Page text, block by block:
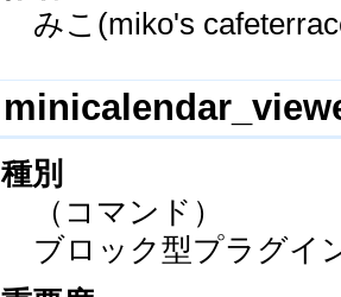
みこ(miko's
種別
（コマンド）
ブロック型プラグイ